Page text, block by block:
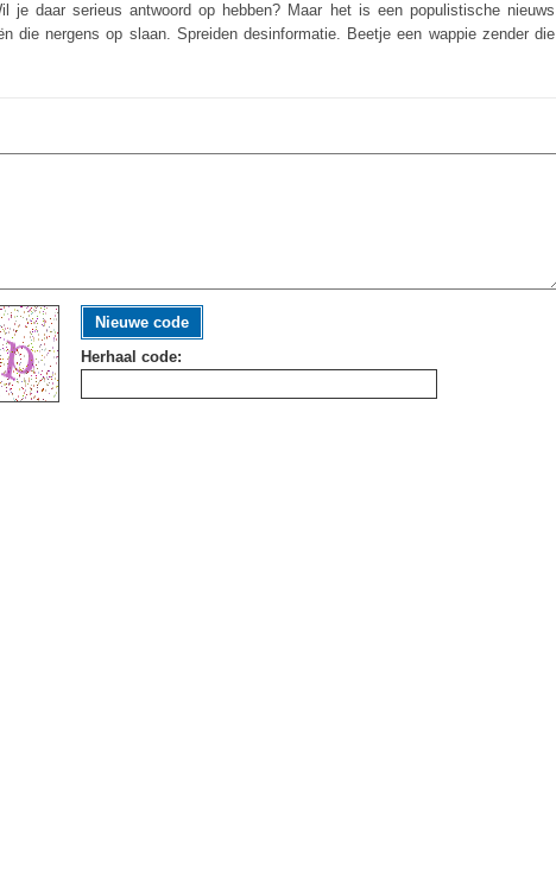
je daar serieus antwoord op hebben? Maar het is een populistische nieuws
die nergens op slaan. Spreiden desinformatie. Beetje een wappie zender die
Nieuwe code
Herhaal code: